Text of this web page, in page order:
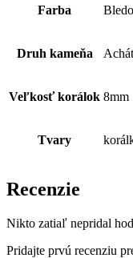
Farba
Druh kameňa
Veľkosť korálok 8mm
Tvary
Recenzie
Nikto zatiaľ nepridal
Pridajte prvú recenziu